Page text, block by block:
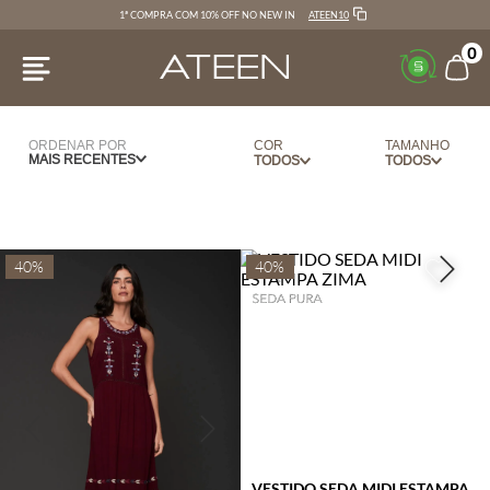
1ª COMPRA COM 10% OFF NO NEW IN ATEEN10
0
ORDENAR POR
MAIS RECENTES
COR
BERINGELA
BRANCO
TAMANHO
38
40% 40%